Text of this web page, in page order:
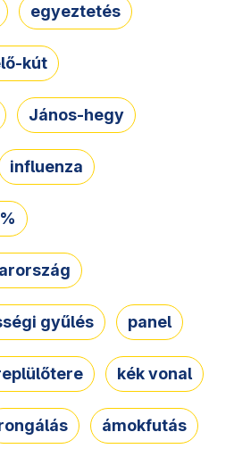
egyeztetés
kút
János-hegy
influenza
gyűlés panel
kék vonal
ámokfutás